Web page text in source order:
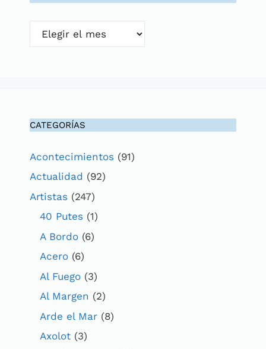
Archivos
CATEGORÍAS
Acontecimientos (91)
Actualidad (92)
Artistas (247)
40 Putes (1)
A Bordo (6)
Acero (6)
Al Fuego (3)
Al Margen (2)
Arde el Mar (8)
Axolot (3)